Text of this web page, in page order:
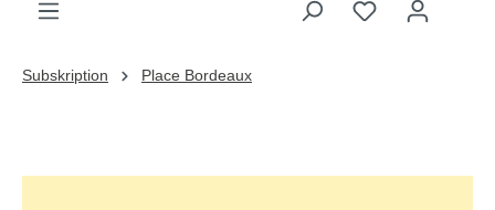
Subskription Place Bordeaux